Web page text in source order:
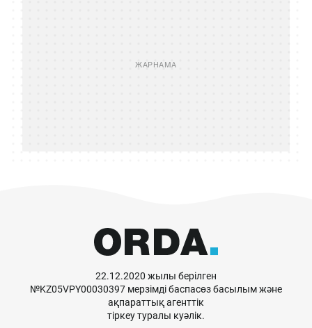
22.12.2020 жылы берілген
№KZ05VPY00030397 мерзімді баспасөз басылым және
ақпараттық агенттік
тіркеу туралы куәлік.